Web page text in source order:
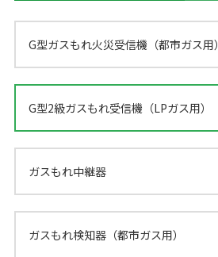
G型ガスもれ火災受信機（都市ガス用）
G型2級ガスもれ受信機（LPガス用）
ガスもれ中継器
ガスもれ検知器（都市ガス用）